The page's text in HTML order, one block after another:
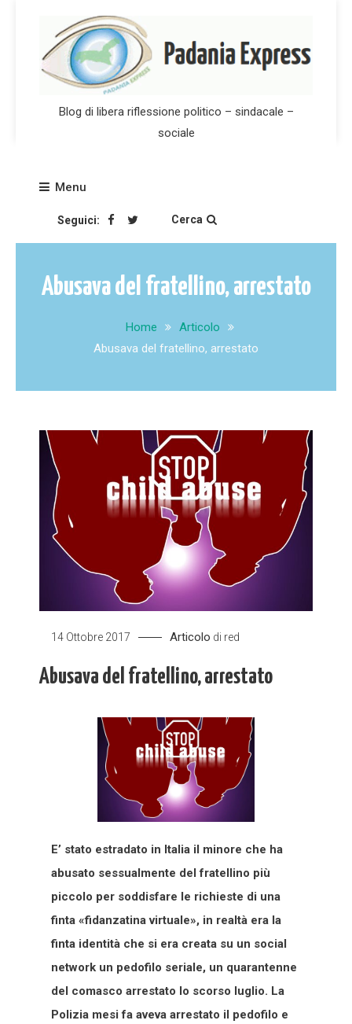
Blog di libera riflessione politico – sindacale –
sociale
Menu
Seguici: Cerca
Abusava del fratellino, arrestato
Home
Articolo
Abusava del fratellino, arrestato
14 Ottobre 2017 Articolo di red
Abusava del fratellino, arrestato
E’ stato estradato in Italia il minore che ha
abusato sessualmente del fratellino più
piccolo per soddisfare le richieste di una
finta «fidanzatina virtuale», in realtà era la
finta identità che si era creata su un social
network un pedofilo seriale, un quarantenne
del comasco arrestato lo scorso luglio. La
Polizia mesi fa aveva arrestato il pedofilo e